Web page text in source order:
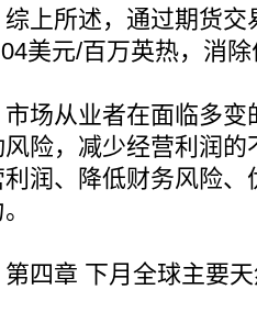
所述，通过期货交
美元/百万英热，消
从业者在面临多变
风险，减少经营利润
润、降低财务风险
章 下月全球主要天